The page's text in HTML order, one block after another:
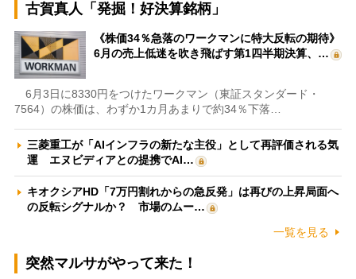
古賀真人「発掘！好決算銘柄」
《株価34％急落のワークマンに特大反転の期待》
6月の売上低迷を吹き飛ばす第1四半期決算、…
6月3日に8330円をつけたワークマン（東証スタンダード・
7564）の株価は、わずか1カ月あまりで約34％下落…
三菱重工が「AIインフラの新たな主役」として再評価される気
運 エヌビディアとの提携でAI…
キオクシアHD「7万円割れからの急反発」は再びの上昇局面へ
の反転シグナルか？ 市場のムー…
一覧を見る
突然マルサがやって来た！